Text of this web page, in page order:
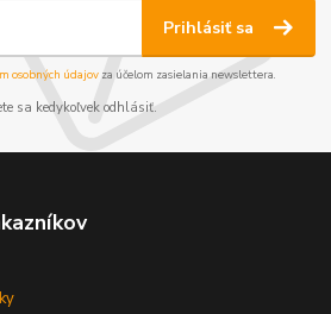
Prihlásiť sa
osobných údajov za účelom zasielania newslettera.
sa kedykoľvek odhlásiť.